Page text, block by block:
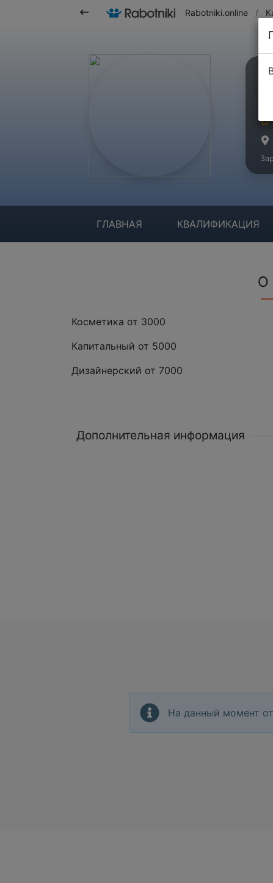
Rabotniki.online /
ГЛАВНАЯ КВАЛИФИКАЦИЯ
О
Косметика от 3000
Капитальный от 5000
Дизайнерский от 7000
Дополнительная информация
На данный момент